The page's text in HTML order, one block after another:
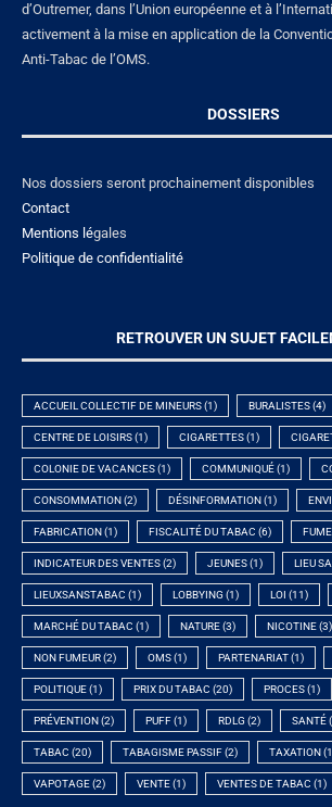
d’Outremer, dans l’Union européenne et à
activement à la mise en application de la
Anti-Tabac de l’OMS.
DOSSIERS
Nos dossiers seront prochainement disponibles
Contact
Mentions légales
Politique de confidentialité
RETROUVER UN SUJET
ACCUEIL COLLECTIF DE MINEURS(1) BURALISTES(4)
CENTRE DE LOISIRS(1) CIGARETTES(1)
COLONIE DE VACANCES(1) COMMUNIQUÉ(1)
CONSOMMATION (2) DÉSINFORMATION (1)
FABRICATION (1) FISCALITÉ DU TABAC (6)
INDICATEUR DES VENTES(2) JEUNES(1) LIEU
LIEUXSANSTABAC (1) LOBBYING (1) LOI (11)
MARCHÉ DU TABAC (1) NATURE(3) NICOTINE(3)
NON FUMEUR(2) OMS(1) PARTENARIAT(1)
POLITIQUE(1) PRIX DU TABAC (20) PROCES(1)
PRÉVENTION (2) PUFF(1) RDLG (2) SANTÉ
TABAC (20) TABAGISME PASSIF(2) TAXATION
VAPOTAGE(2) VENTE(1) VENTES DE TABAC (1)